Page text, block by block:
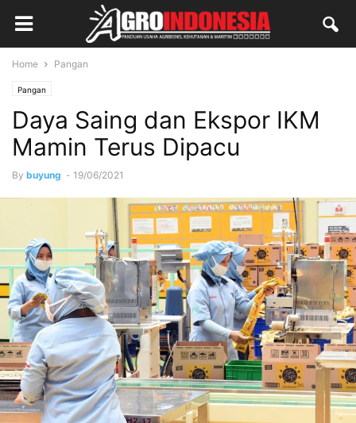
Home Pangan
Pangan
Daya Saing dan Ekspor IKM
Mamin Terus Dipacu
By buyung - 19/06/2021